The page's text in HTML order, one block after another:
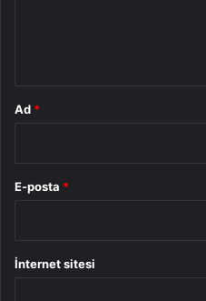
Ad *
E-posta *
İnternet sitesi